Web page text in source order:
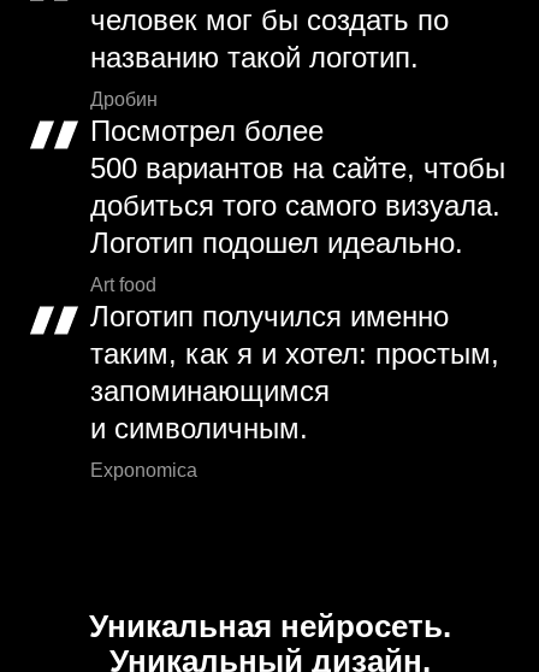
человек мог бы создать по
названию такой логотип.
Дробин
Посмотрел более
500 вариантов на сайте, чтобы
добиться того самого визуала.
Логотип подошел идеально.
Art food
Логотип получился именно
таким, как я и хотел: простым,
запоминающимся
и символичным.
Exponomica
Уникальная нейросеть.
Уникальный дизайн.